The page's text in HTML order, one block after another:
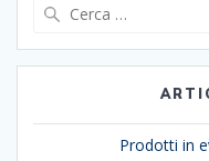
Prodotti in